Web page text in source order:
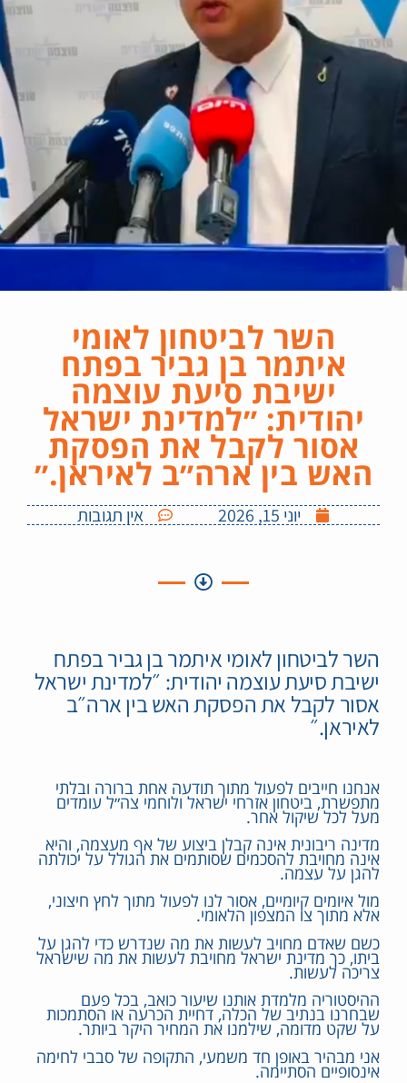
השר לביטחון לאומי
איתמר בן גביר בפתח
ישיבת סיעת עוצמה
יהודית: ״למדינת ישראל
אסור לקבל את הפסקת
האש בין ארה״ב לאיראן.״
יוני 15, 2026 אין תגובות
השר לביטחון לאומי איתמר בן גביר בפתח
ישיבת סיעת עוצמה יהודית: ״למדינת ישראל
אסור לקבל את הפסקת האש בין ארה״ב
לאיראן.״
אנחנו חייבים לפעול מתוך תודעה אחת ברורה ובלתי
מתפשרת, ביטחון אזרחי ישראל ולוחמי צה״ל עומדים
מעל לכל שיקול אחר.
מדינה ריבונית אינה קבלן ביצוע של אף מעצמה, והיא
אינה מחויבת להסכמים שסותמים את הגולל על יכולתה
להגן על עצמה.
מול איומים קיומיים, אסור לנו לפעול מתוך לחץ חיצוני,
אלא מתוך צו המצפון הלאומי.
כשם שאדם מחויב לעשות את מה שנדרש כדי להגן על
ביתו, כך מדינת ישראל מחויבת לעשות את מה שישראל
צריכה לעשות.
ההיסטוריה מלמדת אותנו שיעור כואב, בכל פעם
שבחרנו בנתיב של הכלה, דחיית הכרעה או הסתמכות
על שקט מדומה, שילמנו את המחיר היקר ביותר.
אני מבהיר באופן חד משמעי, התקופה של סבבי לחימה
אינסופיים הסתיימה.